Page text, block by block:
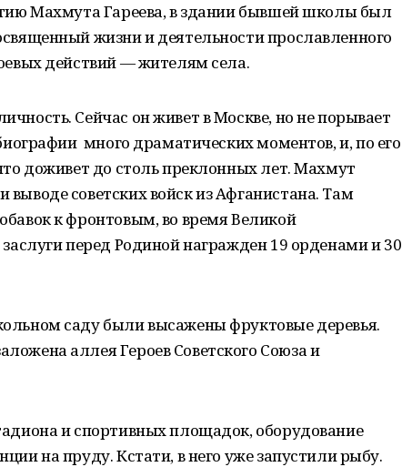
Махмута Гареева, в здании бывшей школы был
жизни и деятельности прославленного
действий — жителям села.
Сейчас он живет в Москве, но не порывает
много драматических моментов, и, по его
доживет до столь преклонных лет. Махмут
советских войск из Афганистана. Там
к фронтовым, во время Великой
перед Родиной награжден 19 орденами и 30
саду были высажены фруктовые деревья.
аллея Героев Советского Союза и
и спортивных площадок, оборудование
на пруду. Кстати, в него уже запустили рыбу.